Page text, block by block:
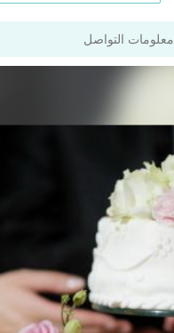
معلومات التواصل